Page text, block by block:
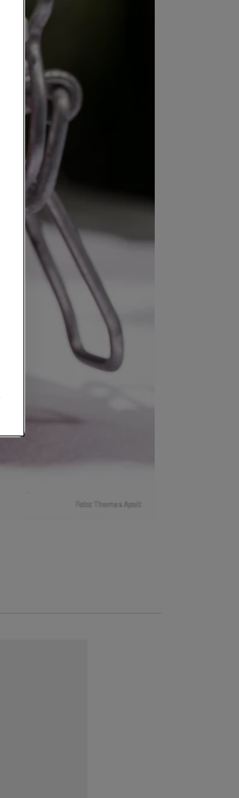
Foto: Thomas Apolt